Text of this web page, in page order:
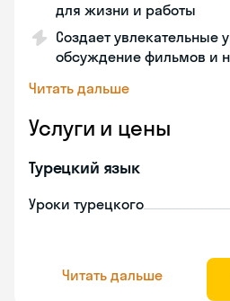
для жизни и работы
Создает увлекательные
обсуждение фильмов и
Читать дальше
Услуги и цены
Турецкий язык
Уроки турецкого
Читать дальше